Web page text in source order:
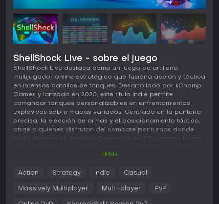
ShellShock Live - sobre el juego
ShellShock Live destaca como un juego de artillería
multijugador online estratégico que fusiona acción y táctica
en intensas batallas de tanques. Desarrollado por kChamp
Games y lanzado en 2020, este título indie permite
comandar tanques personalizables en enfrentamientos
explosivos sobre mapas variados. Centrado en la puntería
precisa, la elección de armas y el posicionamiento táctico,
atrae a quienes disfrutan del combate por turnos donde
cada disparo es decisivo. Disponible en PC, soporta hasta
en equipo o la competencia feroz según la configuración.
Jugabilidad
En ShellShock Live, el núcleo del juego gira en torno a
+Más
Action Strategy Indie Casual
Massively Multiplayer Multi-player PvP